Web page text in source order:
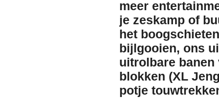
meer
je zeskamp of
het
bijlgooien, ons
uitrolbare
blokken (XL
potje